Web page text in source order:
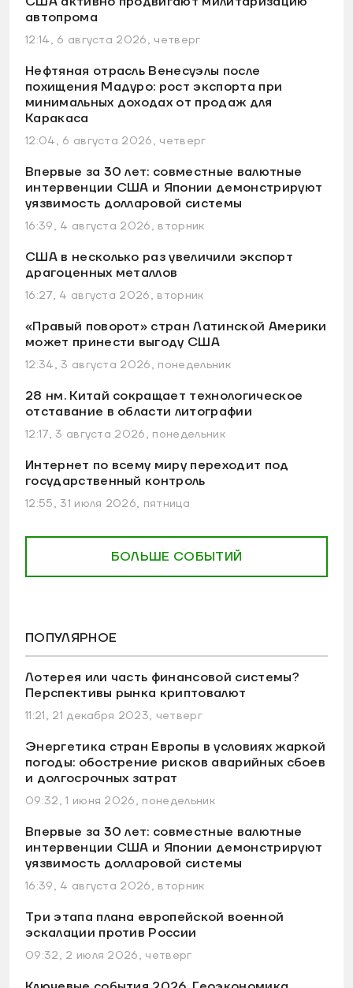
автопрома
12:14, 6 августа 2026, четверг
Нефтяная отрасль Венесуэлы после
похищения Мадуро: рост экспорта при
минимальных доходах от продаж для
Каракаса
12:04, 6 августа 2026, четверг
Впервые за 30 лет: совместные валютные
интервенции США и Японии демонстрируют
уязвимость долларовой системы
16:39, 4 августа 2026, вторник
США в несколько раз увеличили экспорт
драгоценных металлов
16:27, 4 августа 2026, вторник
«Правый поворот» стран Латинской Америки
может принести выгоду США
12:34, 3 августа 2026, понедельник
28 нм. Китай сокращает технологическое
отставание в области литографии
12:17, 3 августа 2026, понедельник
Интернет по всему миру переходит под
государственный контроль
12:55, 31 июля 2026, пятница
БОЛЬШЕ СОБЫТИЙ
ПОПУЛЯРНОЕ
Лотерея или часть финансовой системы?
Перспективы рынка криптовалют
11:21, 21 декабря 2023, четверг
Энергетика стран Европы в условиях жаркой
погоды: обострение рисков аварийных сбоев
и долгосрочных затрат
09:32, 1 июня 2026, понедельник
Впервые за 30 лет: совместные валютные
интервенции США и Японии демонстрируют
уязвимость долларовой системы
16:39, 4 августа 2026, вторник
Три этапа плана европейской военной
эскалации против России
09:32, 2 июля 2026, четверг